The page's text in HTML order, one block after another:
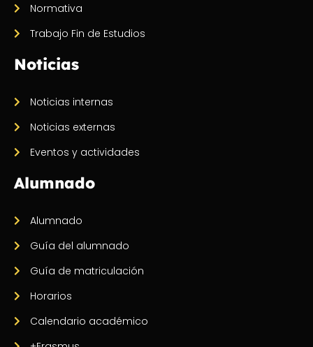
Normativa
Trabajo Fin de Estudios
Noticias
Noticias internas
Noticias externas
Eventos y actividades
Alumnado
Alumnado
Guía del alumnado
Guía de matriculación
Horarios
Calendario académico